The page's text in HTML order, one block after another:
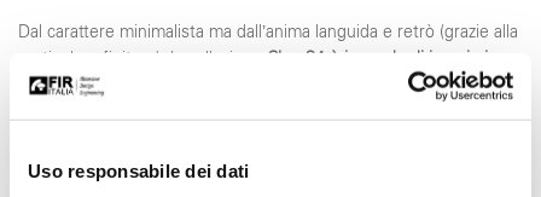
Uso responsabile dei dati
Dal carattere minimalista ma dall’anima languida e retrò (grazie alla
particolare finitura), la collezione Cleo 84 è in grado di inserirsi con
estrema disinvoltura negli ambienti di grande pregio storico,
ossimorico, fatto di contrasti, delle rubinetterie Fir Italia incontra